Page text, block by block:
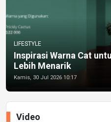
LIFESTYLE
Inspirasi Warna Cat
Lebih Menarik
Kamis, 30 Jul 2026 10:17
Video